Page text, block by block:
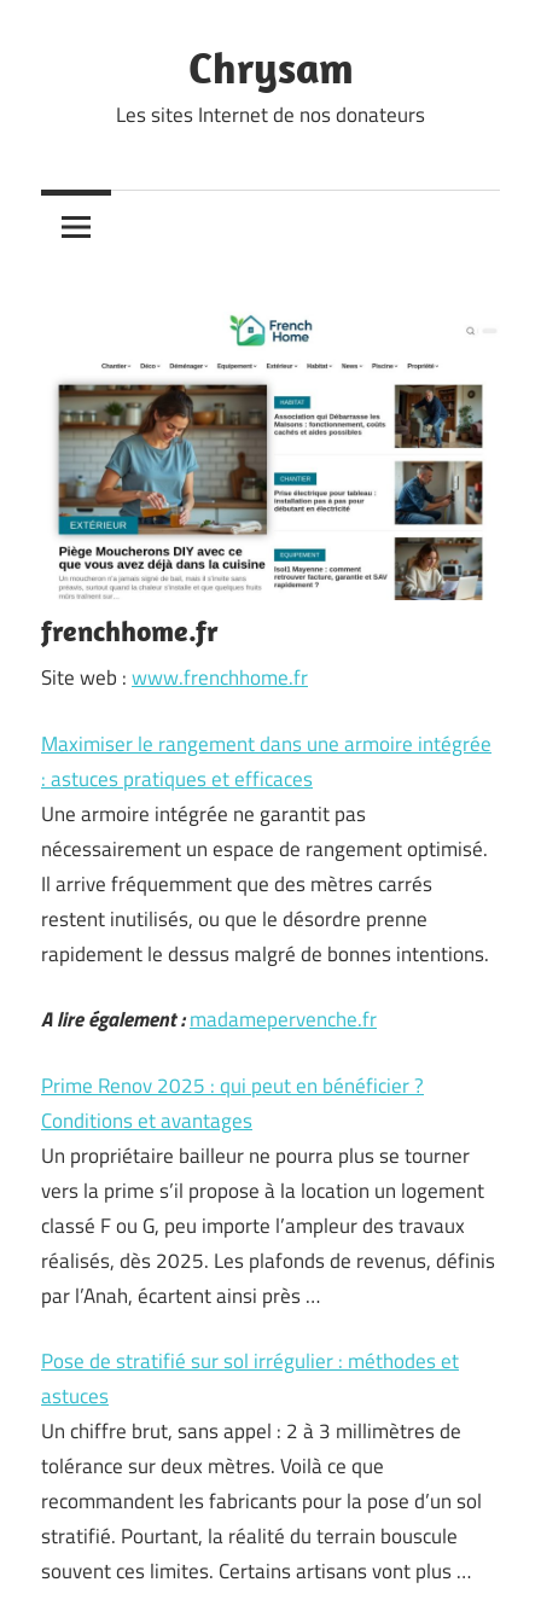
Chrysam
Les sites Internet de nos donateurs
frenchhome.fr
Site web :www.frenchhome.fr
Maximiser le rangement dans une armoire intégrée
: astuces pratiques et efficaces
Une armoire intégrée ne garantit pas
nécessairement un espace de rangement optimisé.
Il arrive fréquemment que des mètres carrés
restent inutilisés, ou que le désordre prenne
rapidement le dessus malgré de bonnes intentions.
A lire également :madamepervenche.fr
Prime Renov 2025 : qui peut en bénéficier ?
Conditions et avantages
Un propriétaire bailleur ne pourra plus se tourner
vers la prime s’il propose à la location un logement
classé F ou G, peu importe l’ampleur des travaux
réalisés, dès 2025. Les plafonds de revenus, définis
par l’Anah, écartent ainsi près …
Pose de stratifié sur sol irrégulier : méthodes et
astuces
Un chiffre brut, sans appel : 2 à 3 millimètres de
tolérance sur deux mètres. Voilà ce que
recommandent les fabricants pour la pose d’un sol
stratifié. Pourtant, la réalité du terrain bouscule
souvent ces limites. Certains artisans vont plus …